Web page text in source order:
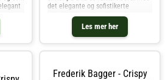
Les mer her
det elegante og sofistikerte
uttrykket kan man nyte enhver
form for drikke, enten det er et
glass iskaldt vann eller en vakker
drink på festen.
Frederik Bagger - Crispy